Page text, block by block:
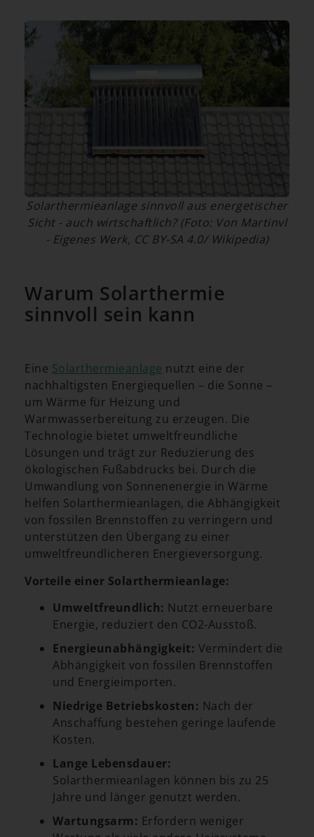
Solarthermieanlage sinnvoll aus energetischer
Sicht - auch wirtschaftlich? (Foto: Von Martinvl
- Eigenes Werk, CC BY-SA 4.0/ Wikipedia)
Warum Solarthermie
sinnvoll sein kann
Eine Solarthermieanlage nutzt eine der
nachhaltigsten Energiequellen – die Sonne –
um Wärme für Heizung und
Warmwasserbereitung zu erzeugen. Die
Technologie bietet umweltfreundliche
Lösungen und trägt zur Reduzierung des
ökologischen Fußabdrucks bei. Durch die
Umwandlung von Sonnenenergie in Wärme
helfen Solarthermieanlagen, die Abhängigkeit
von fossilen Brennstoffen zu verringern und
unterstützen den Übergang zu einer
umweltfreundlicheren Energieversorgung.
Vorteile einer Solarthermieanlage:
Umweltfreundlich: Nutzt erneuerbare
Energie, reduziert den CO2-Ausstoß.
Energieunabhängigkeit: Vermindert die
Abhängigkeit von fossilen Brennstoffen
und Energieimporten.
Niedrige Betriebskosten: Nach der
Anschaffung bestehen geringe laufende
Kosten.
Lange Lebensdauer:
Solarthermieanlagen können bis zu 25
Jahre und länger genutzt werden.
Wartungsarm: Erfordern weniger